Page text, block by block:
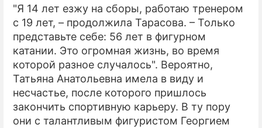
"Я 14 лет езжу на сборы, работаю тренером
с 19 лет, – продолжила Тарасова. – Только
представьте себе: 56 лет в фигурном
катании. Это огромная жизнь, во время
которой разное случалось". Вероятно,
Татьяна Анатольевна имела в виду и
несчастье, после которого пришлось
закончить спортивную карьеру. В ту пору
они с талантливым фигуристом Георгием